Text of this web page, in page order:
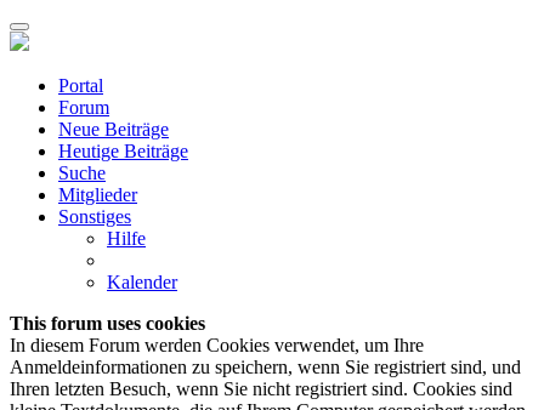
Portal
Forum
Neue Beiträge
Heutige Beiträge
Suche
Mitglieder
Sonstiges
Hilfe
Kalender
This forum uses cookies
In diesem Forum werden Cookies verwendet, um Ihre
Anmeldeinformationen zu speichern, wenn Sie registriert sind, und
Ihren letzten Besuch, wenn Sie nicht registriert sind. Cookies sind